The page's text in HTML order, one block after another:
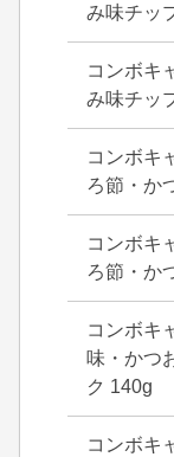
み味チッ
コンボキ
み味チッ
コンボキ
ろ節・か
コンボキ
ろ節・か
コンボキ
味・かつ
ク 140g
コンボキ